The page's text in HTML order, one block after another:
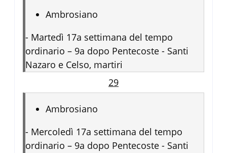
Ambrosiano
- Martedì 17a settimana del tempo
ordinario – 9a dopo Pentecoste - Santi
Nazaro e Celso, martiri
29
Ambrosiano
- Mercoledì 17a settimana del tempo
ordinario – 9a dopo Pentecoste - Santi